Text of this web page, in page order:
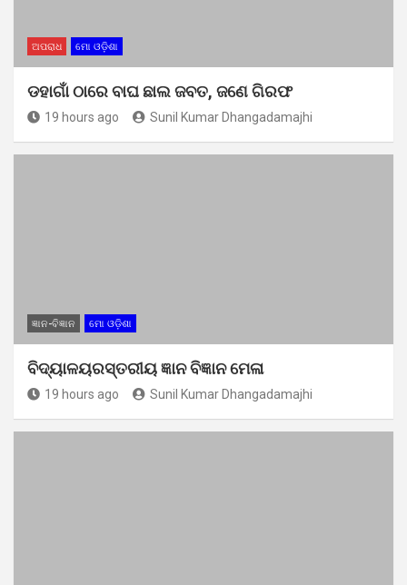
ଅପରାଧ ମୋ ଓଡ଼ିଶା
ଡହାଗାଁ ଠାରେ ବାଘ ଛାଲ ଜବତ, ଜଣେ ଗିରଫ
19 hours ago Sunil Kumar Dhangadamajhi
ଜ୍ଞାନ-ବିଜ୍ଞାନ ମୋ ଓଡ଼ିଶା
ବିଦ୍ୟାଳୟରସ୍ତରୀୟ ଜ୍ଞାନ ବିଜ୍ଞାନ ମେଳା
19 hours ago Sunil Kumar Dhangadamajhi